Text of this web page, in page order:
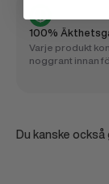
100%
Varje produkt
noggrant innan
Du kanske